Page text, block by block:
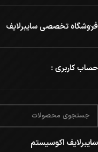
فروشگاه تخصصی سایبرلایف
حساب کاربری :
سایبرلایف اکوسیستم